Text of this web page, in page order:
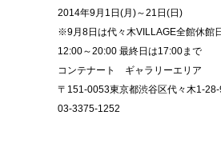
2014年9月1日(月)～21日(日)
※9月8日は代々木VILLAGE全館休館
12:00～20:00 最終日は17:00まで
コンテナート ギャラリーエリア
〒151-0053東京都渋谷区代々木1-
03-3375-1252